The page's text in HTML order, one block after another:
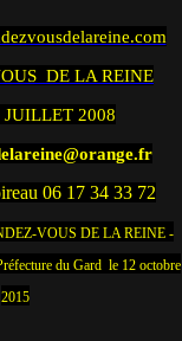
DE LA REINE
JUILLET 2008
06 17 34 33 72
VOUS DE LA REINE -
du Gard le 12 octobre
2015